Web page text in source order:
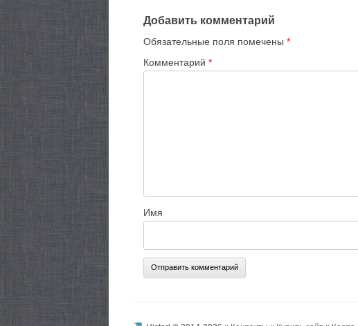
Добавить комментарий
Обязательные поля помечены *
Комментарий *
Имя